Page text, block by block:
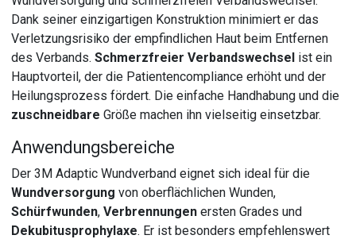
Dank seiner einzigartigen Konstruktion minimiert er das
Verletzungsrisiko der empfindlichen Haut beim Entfernen
des Verbands.Schmerzfreier Verbandswechsel ist ein
Hauptvorteil, der die Patientencompliance erhöht und der
Heilungsprozess fördert. Die einfache Handhabung und die
zuschneidbare Größe machen ihn vielseitig einsetzbar.
Anwendungsbereiche
Der 3M Adaptic Wundverband eignet sich ideal für die
Wundversorgung von oberflächlichen Wunden,
Schürfwunden,Verbrennungen ersten Grades und
Dekubitusprophylaxe. Er ist besonders empfehlenswert